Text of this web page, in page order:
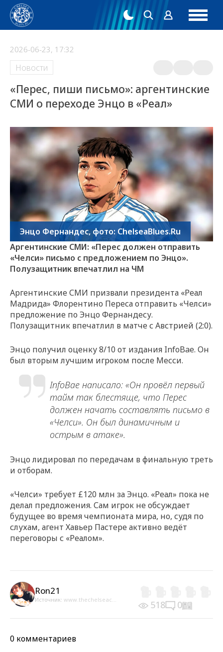
2026-06-23, 17:32
Новости
«Перес, пиши письмо»: аргентинские
СМИ о переходе Энцо в «Реал»
Энцо Фернандес, фото: ChelseaBlues.Ru
Аргентинские СМИ: «Перес должен отправить
«Челси» письмо с предложением по Энцо».
Полузащитник впечатлил на ЧМ
Аргентинские СМИ призвали президента «Реал
Мадрида» Флорентино Переса отправить «Челси»
предложение по Энцо Фернандесу.
Полузащитник впечатлил в матче с Австрией (2:0).
Энцо получил оценку 8/10 от издания InfoBae. Он
был вторым лучшим игроком после Месси.
InfoBae написало: «Он провёл первый
тайм так блестяще, что Перес
должен начать составлять письмо в
«Челси». Он был динамичным и
острым в атаке».
Энцо лидировал по передачам в финальную треть
и отборам.
«Челси» требует £120 млн за Энцо. «Реал» пока не
делал предложения. Сам игрок не обсуждает
будущее во время чемпионата мира, но, судя по
слухам, агент Хавьер Пастере активно ведёт
переговоры с «Реалом».
Ron21
Источник: www.thechelseac... 518 0
0 комментариев